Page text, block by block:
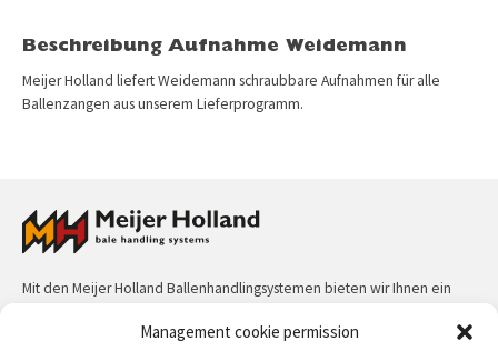
Management cookie permission
Beschreibung Aufnahme Weidemann
Meijer Holland liefert Weidemann schraubbare Aufnahmen für alle
Ballenzangen aus unserem Lieferprogramm.
Mit den Meijer Holland Ballenhandlingsystemen bieten wir Ihnen ein
gewickelte Stroh- und Heuballen und Sammlern für Stroh- und